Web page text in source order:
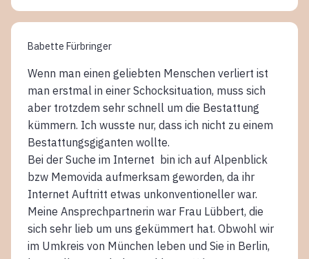
Babette Fürbringer
Wenn man einen geliebten Menschen verliert ist
man erstmal in einer Schocksituation, muss sich
aber trotzdem sehr schnell um die Bestattung
kümmern. Ich wusste nur, dass ich nicht zu einem
Bestattungsgiganten wollte.
Bei der Suche im Internet bin ich auf Alpenblick
bzw Memovida aufmerksam geworden, da ihr
Internet Auftritt etwas unkonventioneller war.
Meine Ansprechpartnerin war Frau Lübbert, die
sich sehr lieb um uns gekümmert hat. Obwohl wir
im Umkreis von München leben und Sie in Berlin,